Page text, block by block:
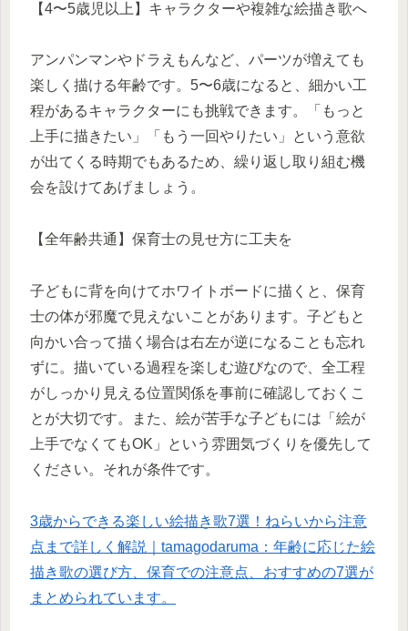
【4〜5歳児以上】キャラクターや複雑な絵描き歌へ
アンパンマンやドラえもんなど、パーツが増えても
楽しく描ける年齢です。5〜6歳になると、細かい工
程があるキャラクターにも挑戦できます。「もっと
上手に描きたい」「もう一回やりたい」という意欲
が出てくる時期でもあるため、繰り返し取り組む機
会を設けてあげましょう。
【全年齢共通】保育士の見せ方に工夫を
子どもに背を向けてホワイトボードに描くと、保育
士の体が邪魔で見えないことがあります。子どもと
向かい合って描く場合は右左が逆になることも忘れ
ずに。描いている過程を楽しむ遊びなので、全工程
がしっかり見える位置関係を事前に確認しておくこ
とが大切です。また、絵が苦手な子どもには「絵が
上手でなくてもOK」という雰囲気づくりを優先して
ください。それが条件です。
3歳からできる楽しい絵描き歌7選！ねらいから注意
点まで詳しく解説｜tamagodaruma：年齢に応じた絵
描き歌の選び方、保育での注意点、おすすめの7選が
まとめられています。